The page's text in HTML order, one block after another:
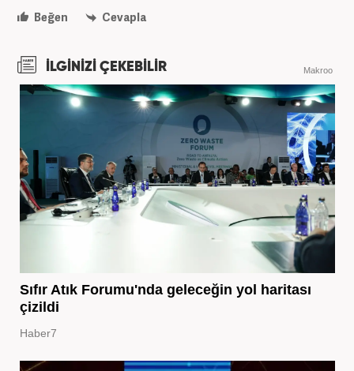
Beğen
Cevapla
İLGİNİZİ ÇEKEBİLİR Makroo
Sıfır Atık Forumu'nda geleceğin yol haritası
çizildi
Haber7